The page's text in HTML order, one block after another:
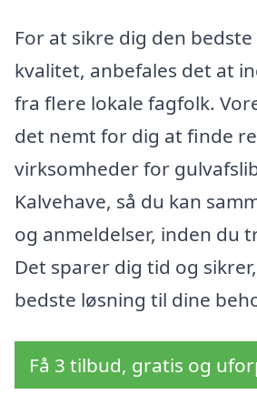
For at sikre dig den
kvalitet, anbefales det at
fra flere lokale fagfolk.
det nemt for dig at finde
virksomheder for
Kalvehave, så du kan
og anmeldelser, inden du
Det sparer dig tid og
bedste løsning til dine
Få 3 tilbud, gratis og